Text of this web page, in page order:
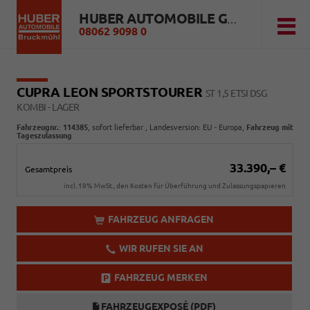
HUBER AUTOMOBILE GMBH
08062 9098 0
CUPRA LEON SPORTSTOURER ST 1,5 ETSI DSG
KOMBI - LAGER
Fahrzeugnr.: 114385 sofort lieferbar , Landesversion: EU - Europa, Fahrzeug mit
Tageszulassung
Gesamtpreis 33.390,– €
incl. 19% MwSt., den Kosten für Überführung und Zulassungspapieren
FAHRZEUG ANFRAGEN
WIR RUFEN SIE AN
FAHRZEUG MERKEN
FAHRZEUGEXPOSÉ (PDF)